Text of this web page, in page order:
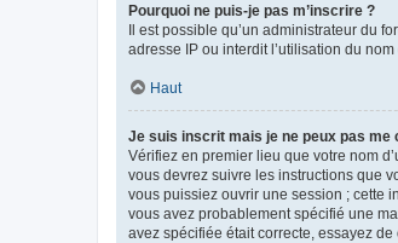
Pourquoi ne puis-je pas m’inscrire ?
Il est possible qu’un administrateur du
adresse IP ou interdit l’utilisation du
Haut
Je suis inscrit mais je ne peux pas me
Vérifiez en premier lieu que votre nom
vous devrez suivre les instructions que
vous puissiez ouvrir une session ; cette
vous avez probablement spécifié une
avez spécifiée était correcte, essayez